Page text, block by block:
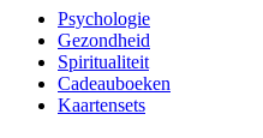
Psychologie
Gezondheid
Spiritualiteit
Cadeauboeken
Kaartensets